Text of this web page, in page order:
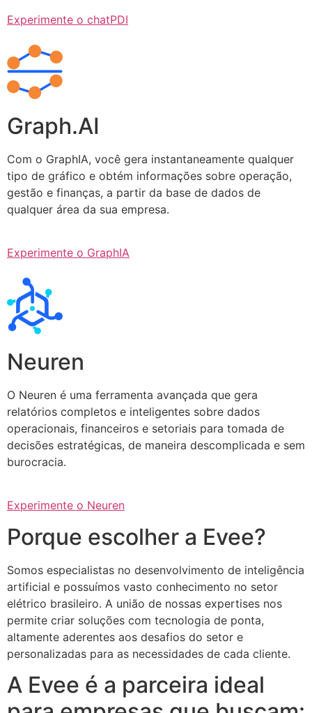
Experimente o chatPDI
Graph.AI
Com o GraphIA, você gera instantaneamente qualquer
tipo de gráfico e obtém informações sobre operação,
gestão e finanças, a partir da base de dados de
qualquer área da sua empresa.
Experimente o GraphIA
Neuren
O Neuren é uma ferramenta avançada que gera
relatórios completos e inteligentes sobre dados
operacionais, financeiros e setoriais para tomada de
decisões estratégicas, de maneira descomplicada e sem
burocracia.
Experimente o Neuren
Porque escolher a Evee?
Somos especialistas no desenvolvimento de inteligência
artificial e possuímos vasto conhecimento no setor
elétrico brasileiro. A união de nossas expertises nos
permite criar soluções com tecnologia de ponta,
altamente aderentes aos desafios do setor e
personalizadas para as necessidades de cada cliente.
A Evee é a parceira ideal